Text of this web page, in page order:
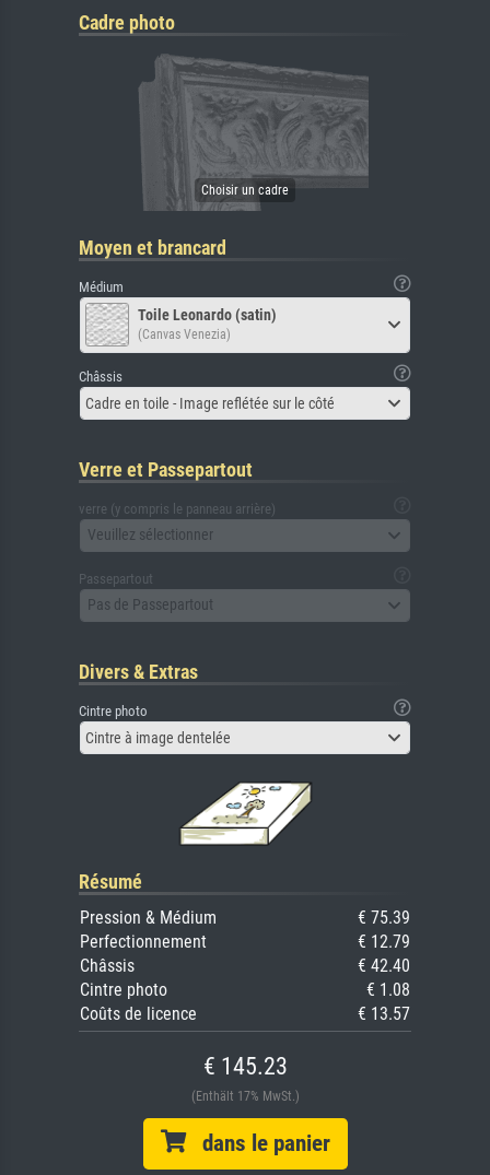
Cadre photo
Moyen et brancard
Médium
Toile Leonardo (satin)
(Canvas Venezia)
Châssis
Cadre en toile - Image reflétée sur le côté
Verre et Passepartout
verre (y compris le panneau arrière)
Veuillez sélectionner
Passepartout
Pas de Passepartout
Divers & Extras
Cintre photo
Cintre à image dentelée
Résumé
Pression & Médium
€ 75.39
Perfectionnement
€ 12.79
Châssis
€ 42.40
Cintre photo
€ 1.08
Coûts de licence
€ 13.57
€ 145.23
(Enthält 17% MwSt.)
dans le panier